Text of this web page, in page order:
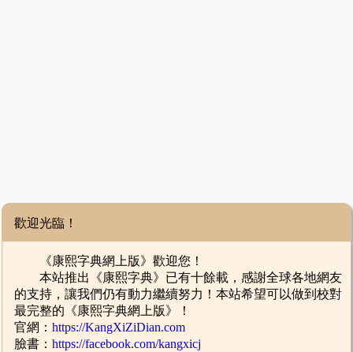
歡迎光臨！
《康熙字典網上版》歡迎您！
本站推出《康熙字典》已有十餘載，感謝全球各地網友
的支持，讓我們仍有動力繼續努力！本站希望可以做到校對
最完整的《康熙字典網上版》！
官網：https://KangXiZiDian.com
臉書：https://facebook.com/kangxicj